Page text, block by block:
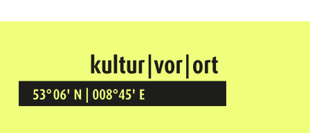
Kultur Vor Ort
BREMEN GRÖPELINGEN